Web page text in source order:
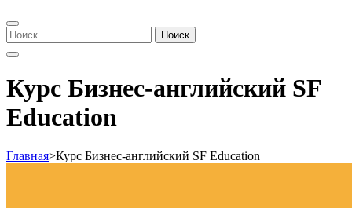
Найти:
Курс Бизнес-английский SF
Education
Главная>Курс Бизнес-английский SF Education